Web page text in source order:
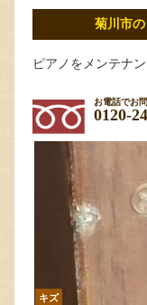
菊川市の
ピアノをメンテナ
お電話でお
0120-
キズ